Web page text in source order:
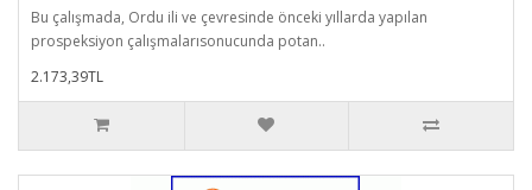
Bu çalışmada, Ordu ili ve çevresinde önceki yıllarda yapılan
prospeksiyon çalışmalarısonucunda potan..
2.173,39TL